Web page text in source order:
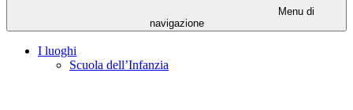
Menu di
navigazione
I luoghi
Scuola dell’Infanzia